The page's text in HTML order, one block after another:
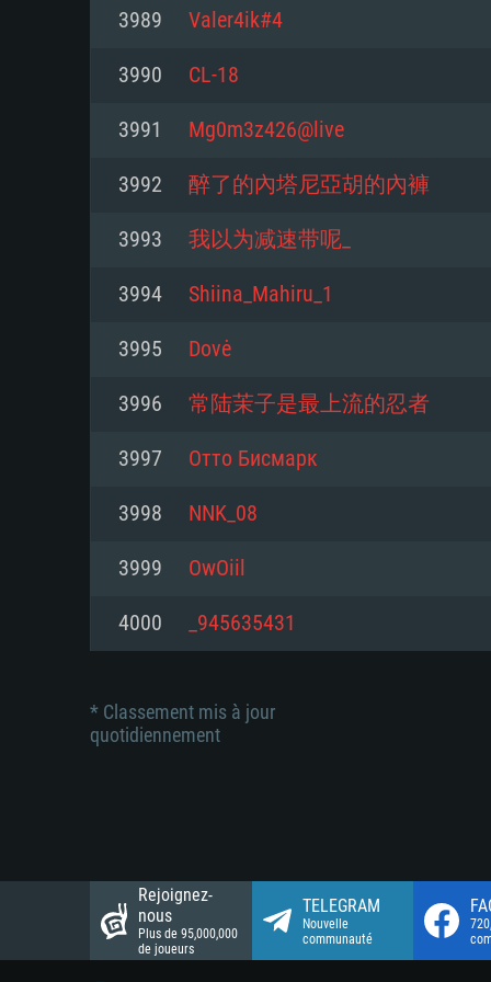
Minimum
Mémoire: 4 GB
Carte graphique supportant
Radeon 77XX / NVIDIA GeForce
résolution minimale supportée
Disque dur: 23.1 Go (client
Minimum
processeurs Intel Xeon ne sont
Mémoire: 6 GB
Carte graphique: Intel Iris Pro
analogue AMD/Nvidia. La
Disque dur: 62,2 Go (client
Minimum
modernes
Processeur: Dual-Core 2.4 GHz
Mémoire: 4 GB
Carte graphique: NVIDIA 660
drivers (moins de 6 mois) / de
de 720p)
Connection: Connexion Internet
Disque dur: 62,2 Go (client
3989 Valer4ik#4
3990 CL-18
3991 Mg0m3z426@live
3992 醉了的內塔尼亞胡的內褲
3993 我以为减速带呢_
3994 Shiina_Mahiru_1
3995 Dovė
3996 常陆茉子是最上流的忍者
3997 Отто Бисмарк
3998 NNK_08
3999 OwOiil
4000 _945635431
* Classement mis à jour
quotidiennement
Rejoignez-
nous
Plus de 95,000,000
de joueurs
TELEGRAM
Nouvelle
communauté